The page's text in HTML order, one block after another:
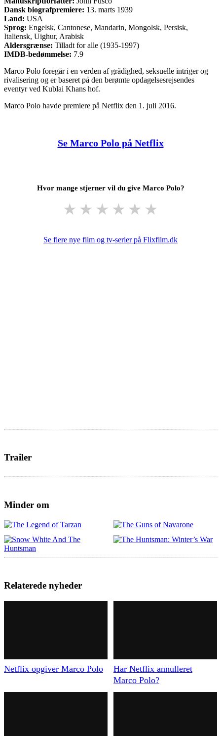
Dansk biografpremiere: 13. marts 1939
Land: USA
Sprog: Engelsk, Cantonese, Mandarin, Mongolsk, Persisk,
Italiensk, Uighur, Arabisk
Aldersgrænse: Tilladt for alle (1935-1997)
IMDB-bedømmelse: 7.9
Marco Polo foregår i en verden af grådighed, seksuelle intriger og
rivalisering og er baseret på den berømte opdagelsesrejsendes
eventyr ved Kublai Khans hof.
Marco Polo havde premiere på Netflix den 1. juli 2016.
Se Marco Polo på Netflix
Hvor mange stjerner vil du give Marco Polo?
★ ★ ★ ★ ★ ★
Se flere nye film og tv-serier på Flixfilm.dk
Trailer
Minder om
Relaterede nyheder
Netflix opgiver Marco Polo
Har Netflix annulleret
Marco Polo?